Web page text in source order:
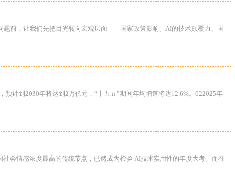
题前，让我们先把目光转向宏观层面——国家政策影响、AI的技术颠覆力、国
计到2030年将达到2万亿元，“十五五”期间年均增速将达12.6%。022025年
会情感浓度最高的传统节点，已然成为检验 AI技术实用性的年度大考。而在